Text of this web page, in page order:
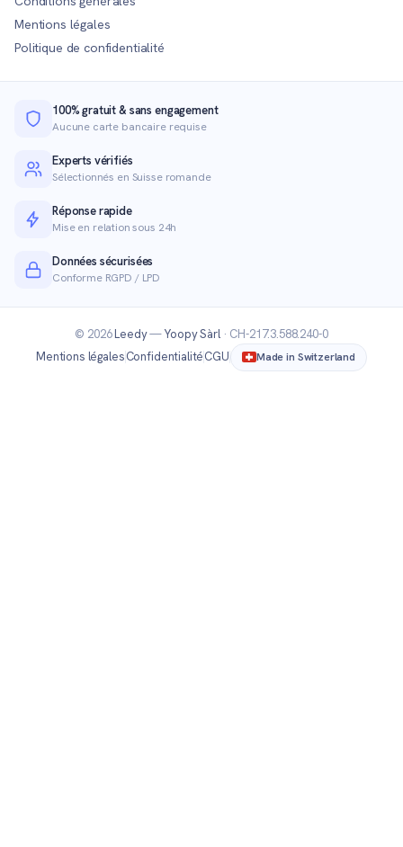
Mentions légales
Politique de confidentialité
100% gratuit & sans engagement
Aucune carte bancaire requise
Experts vérifiés
Sélectionnés en Suisse romande
Réponse rapide
Mise en relation sous 24h
Données sécurisées
Conforme RGPD / LPD
© 2026Leedy—Yoopy Sàrl· CH-217.3.588.240-0
Mentions légalesConfidentialitéCGU Made in Switzerland